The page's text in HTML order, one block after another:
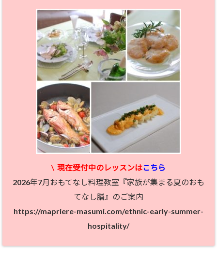
\ 現在受付中のレッスンはこちら
2026年7月おもてなし料理教室『家族が集まる夏のおも
てなし膳』のご案内
https://mapriere-masumi.com/ethnic-early-summer-
hospitality/